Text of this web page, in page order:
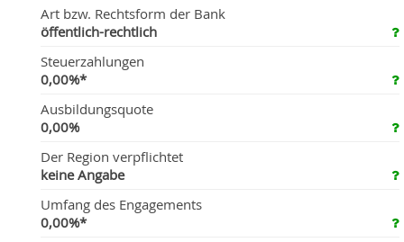
Art bzw. Rechtsform der Bank
öffentlich-rechtlich
Steuerzahlungen
0,00%*
Ausbildungsquote
0,00%
Der Region verpflichtet
keine Angabe
Umfang des Engagements
0,00%*